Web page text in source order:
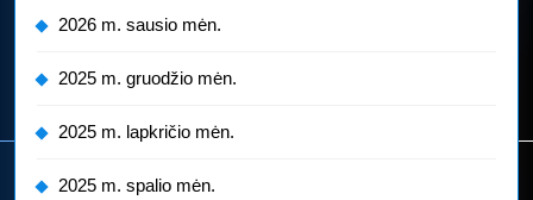
2026 m. sausio mėn.
2025 m. gruodžio mėn.
2025 m. lapkričio mėn.
2025 m. spalio mėn.